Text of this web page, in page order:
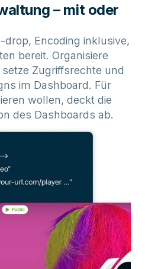
– mit oder
Encoding inklusive,
bereit. Organisiere
Zugriffsrechte und
im Dashboard. Für
wollen, deckt die
des Dashboards ab.